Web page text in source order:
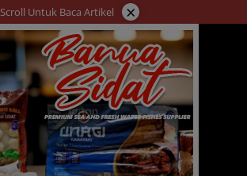
Scroll Untuk Baca Artikel ×